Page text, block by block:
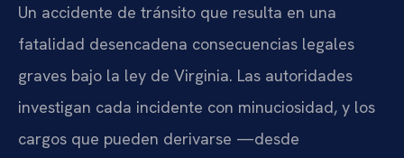
Un accidente de tránsito que resulta en una
fatalidad desencadena consecuencias legales
graves bajo la ley de Virginia. Las autoridades
investigan cada incidente con minuciosidad, y los
cargos que pueden derivarse —desde